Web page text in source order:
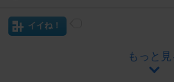
イイね！
もっと見